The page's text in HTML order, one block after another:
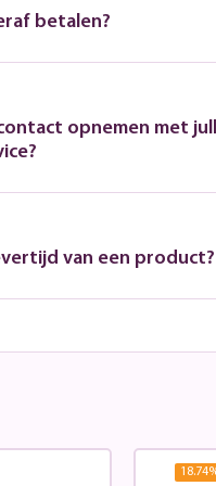
betalen?
opnemen met
van een product?
18.74